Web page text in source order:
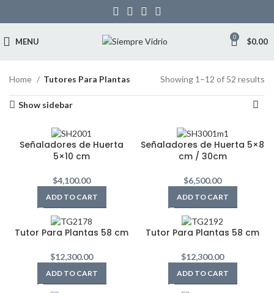
MENU 0 $0.00
Home Tutores Para Plantas Showing 1–12 of 52 results
Show sidebar
Señaladores de Huerta
5×10 cm
$4,100.00
ADD TO CART
Señaladores de Huerta 5×8
cm / 30cm
$6,500.00
ADD TO CART
Tutor Para Plantas 58 cm
$12,300.00
ADD TO CART
Tutor Para Plantas 58 cm
$12,300.00
ADD TO CART